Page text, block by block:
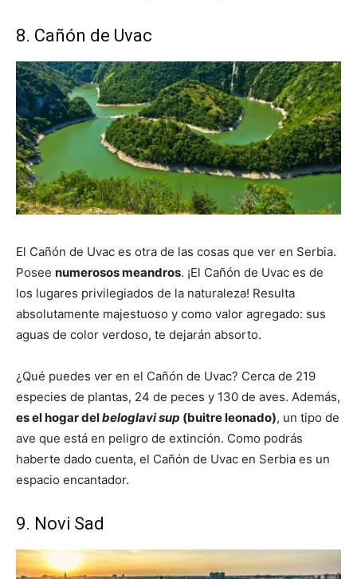
8. Cañón de Uvac
El Cañón de Uvac es otra de las cosas que ver en Serbia.
Posee numerosos meandros. ¡El Cañón de Uvac es de
los lugares privilegiados de la naturaleza! Resulta
absolutamente majestuoso y como valor agregado: sus
aguas de color verdoso, te dejarán absorto.
¿Qué puedes ver en el Cañón de Uvac? Cerca de 219
especies de plantas, 24 de peces y 130 de aves. Además,
es el hogar delbeloglavi sup (buitre leonado), un tipo de
ave que está en peligro de extinción. Como podrás
haberte dado cuenta, el Cañón de Uvac en Serbia es un
espacio encantador.
9. Novi Sad